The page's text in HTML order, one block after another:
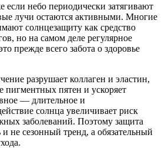
если небо периодически затягивают
лучи остаются активными. Многие
солнцезащиту как средство
но на самом деле регулярное
прежде всего забота о здоровье
разрушает коллаген и эластин,
пигментных пятен и ускоряет
— длительное и
солнца увеличивает риск
заболеваний. Поэтому защита
не сезонный тренд, а обязательный